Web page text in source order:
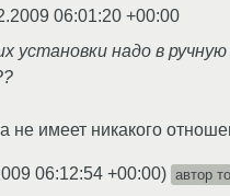
06:01:20 +00:00
установки надо в
не имеет никакого
06:12:54 +00:00) автор